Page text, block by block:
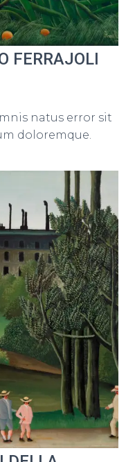
FERRAJOLI
natus error sit
doloremque.